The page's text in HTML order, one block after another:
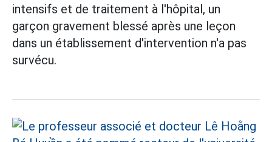
intensifs et de traitement à l'hôpital, un
garçon gravement blessé après une leçon
dans un établissement d'intervention n'a pas
survécu.